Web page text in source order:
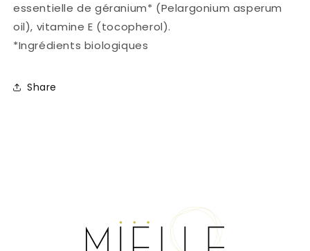
essentielle de géranium* (Pelargonium asperum
oil), vitamine E (tocopherol).
*Ingrédients biologiques
Share